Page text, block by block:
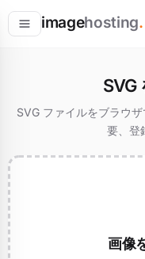
imagehosting.
SVG
SVG ファイルをブラウ
要、登
画像